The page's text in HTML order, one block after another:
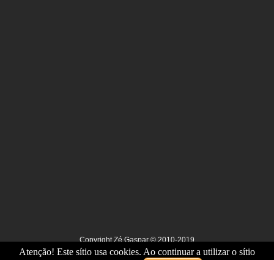
Copyright Zé Gaspar © 2010-2019
Todos os direitos reservados
Atenção! Este sítio usa cookies. Ao continuar a utilizar o sítio